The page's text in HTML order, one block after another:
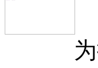
为持